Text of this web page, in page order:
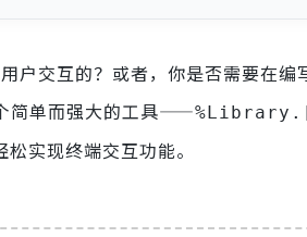
交互的？或者，你是否需要在编
简单而强大的工具——
实现终端交互功能。